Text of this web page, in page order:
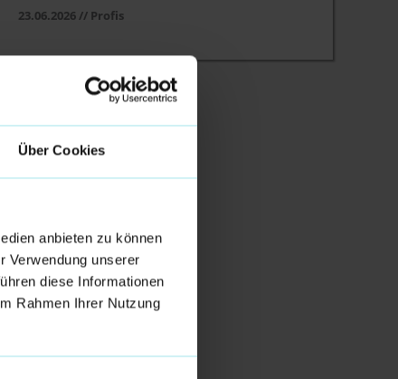
Über Cookies
anbieten zu können
Verwendung unserer
diese Informationen
Rahmen Ihrer Nutzung
23.06.2026 // Profis